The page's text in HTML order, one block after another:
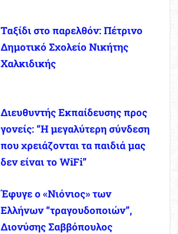
Ταξίδι στο παρελθόν: Πέτρινο
Δημοτικό Σχολείο Νικήτης
Χαλκιδικής
Διευθυντής Εκπαίδευσης προς
γονείς: “Η μεγαλύτερη σύνδεση
που χρειάζονται τα παιδιά μας
δεν είναι το WiFi”
Έφυγε ο «Νιόνιος» των
Ελλήνων “τραγουδοποιών”,
Διονύσης Σαββόπουλος